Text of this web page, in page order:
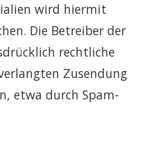
wird hiermit
Die Betreiber der
rechtliche
Zusendung
etwa durch Spam-